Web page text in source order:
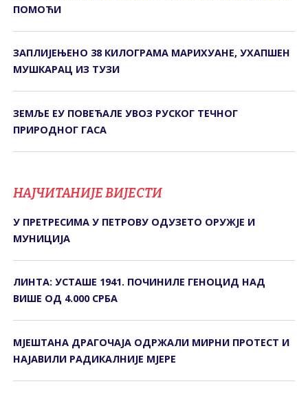
ПОМОЋИ
ЗАПЛИЈЕЊЕНО 38 КИЛОГРАМА МАРИХУАНЕ, УХАПШЕН
МУШКАРАЦ ИЗ ТУЗИ
ЗЕМЉЕ ЕУ ПОВЕЋАЛЕ УВОЗ РУСКОГ ТЕЧНОГ
ПРИРОДНОГ ГАСА
НАЈЧИТАНИЈЕ ВИЈЕСТИ
У ПРЕТРЕСИМА У ПЕТРОВУ ОДУЗЕТО ОРУЖЈЕ И
МУНИЦИЈА
ЛИНТА: УСТАШЕ 1941. ПОЧИНИЛЕ ГЕНОЦИД НАД
ВИШЕ ОД 4.000 СРБА
МЈЕШТАНА ДРАГОЧАЈА ОДРЖАЛИ МИРНИ ПРОТЕСТ И
НАЈАВИЛИ РАДИКАЛНИЈЕ МЈЕРЕ